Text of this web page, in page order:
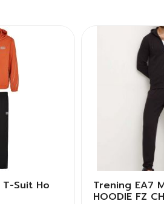
Suit Ho Trening EA7
HOODIE FZ